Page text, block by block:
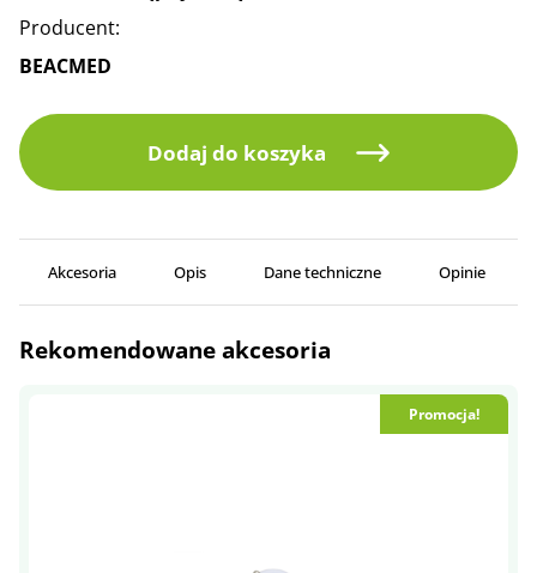
Producent:
BEACMED
Dodaj do koszyka
Akcesoria Opis Dane techniczne Opinie
Rekomendowane akcesoria
Promocja!